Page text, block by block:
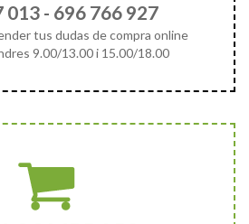
013- 696 766 927
tus dudas de compra online
9.00/13.00 i 15.00/18.00